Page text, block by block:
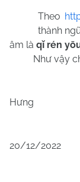
Theo
thành
âm là qǐ rén
Như vậy
Hưng
20/12/2022